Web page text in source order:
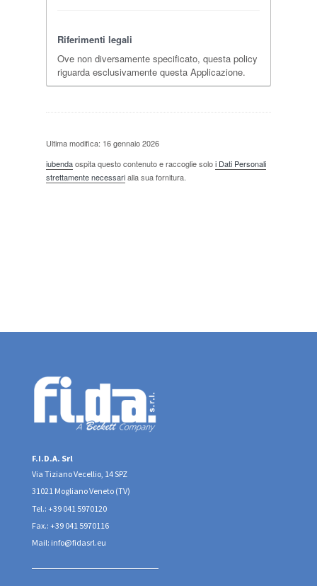
Riferimenti legali
Ove non diversamente specificato, questa policy
riguarda esclusivamente questa Applicazione.
Ultima modifica: 16 gennaio 2026
iubendaospita questo contenuto e raccoglie soloi Dati Personali
strettamente necessarialla sua fornitura.
F.I.D.A. Srl
Via Tiziano Vecellio, 14 SPZ
31021 Mogliano Veneto (TV)
Tel.: +39 041 5970120
Fax.: +39 041 5970116
Mail: info@fidasrl.eu